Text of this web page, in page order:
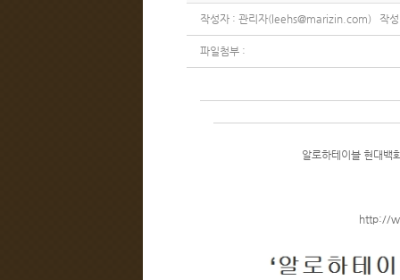
작성자 : 관리자(leehs@marizin.com) 작
파일첨부 :
알로하테이블 현대백
http://